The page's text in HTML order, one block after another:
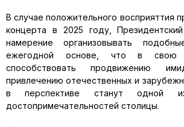
В случае положительного восприяттия
концерта в 2025 году,
намерение организовывать
ежегодной основе, что в свою
способствовать продвижению
привлечению отечественных и
в перспективе станут одной из
достопримечательностей столицы.